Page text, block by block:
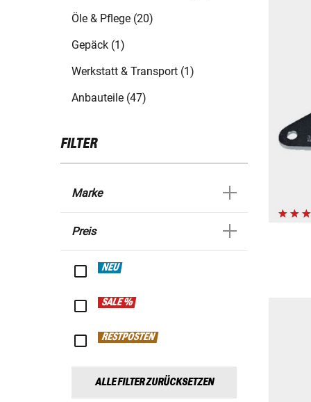
Öle & Pflege (20)
Gepäck (1)
Werkstatt & Transport (1)
Anbauteile (47)
FILTER
Marke
Preis
NEU
SALE %
RESTPOSTEN
ALLE FILTER ZURÜCKSETZEN